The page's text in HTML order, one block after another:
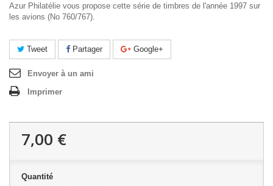
Azur Philatélie vous propose cette série de timbres de l'année 1997 sur
les avions (No 760/767).
Tweet Partager Google+
Envoyer à un ami
Imprimer
7,00 €
Quantité